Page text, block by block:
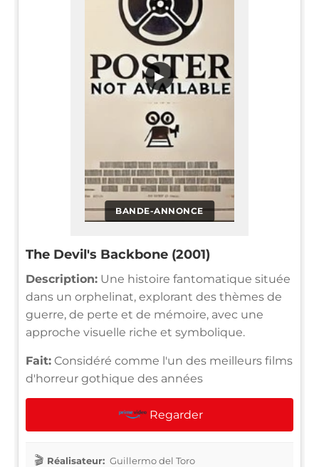
BANDE-ANNONCE
▶
The Devil's Backbone (2001)
Description: Une histoire fantomatique située
dans un orphelinat, explorant des thèmes de
guerre, de perte et de mémoire, avec une
approche visuelle riche et symbolique.
Fait: Considéré comme l'un des meilleurs films
d'horreur gothique des années
Regarder
Réalisateur: Guillermo del Toro